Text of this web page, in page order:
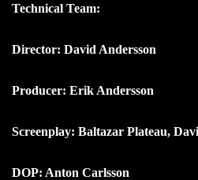
Technical Team:
Director: David Andersson
Producer: Erik Andersson
Screenplay: Baltazar Plateau,
DOP: Anton Carlsson